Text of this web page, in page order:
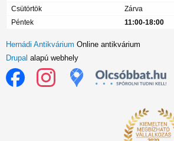
Csütörtök
Zárva
Péntek
11:00-18:00
Hernádi Antikvárium Online antikvárium
Drupal alapú webhely